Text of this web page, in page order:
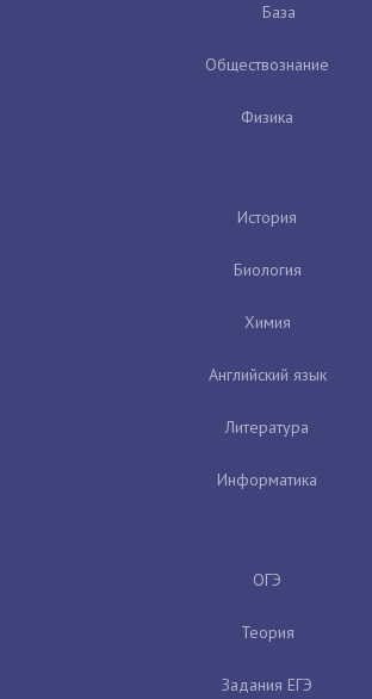
База
Обществознание
Физика
История
Биология
Химия
Английский язык
Литература
Информатика
ОГЭ
Теория
Задания ЕГЭ